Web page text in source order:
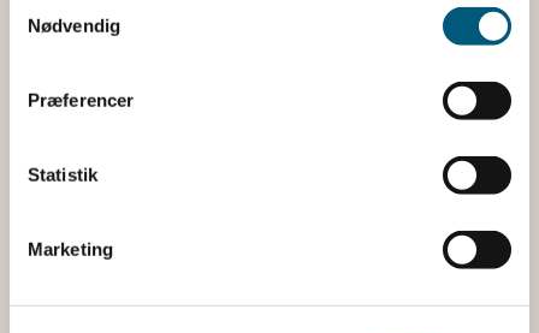
Nødvendig
Præferencer
Statistik
Marketing
(M. edulis)
Kattegat syd,
Samsø bælt